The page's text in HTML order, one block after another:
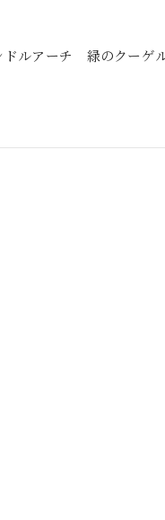
ドルアーチ 緑のクーゲ